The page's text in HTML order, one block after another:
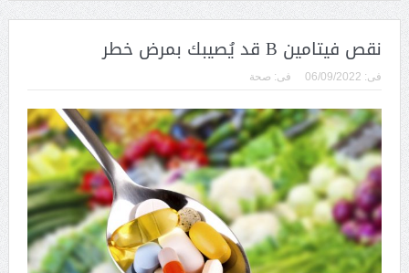
نقص فيتامين B قد يُصيبك بمرض خطر
فى: 06/09/2022 فى: صحة